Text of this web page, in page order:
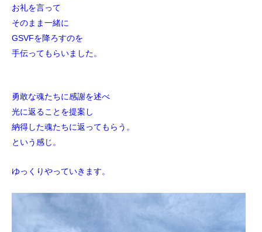
お礼を言って
そのまま一緒に
GSVFを降ろすのを
手伝ってもらいました。
勇敢な魂たちに感謝を述べ
光に返ることを提案し
納得した魂たちに返ってもらう。
という感じ。
ゆっくりやっていきます。